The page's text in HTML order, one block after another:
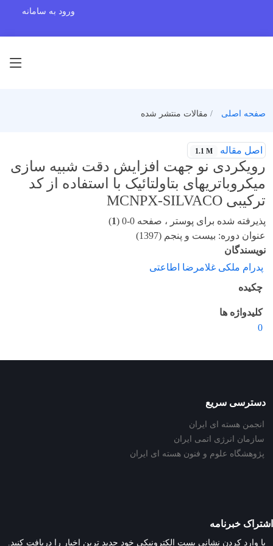
ورود به سامانه
صفحه اصلی مقالات منتشر شده
اصل مقاله 1.1 M
رویکردی نو جهت افزایش دقت شبیه سازی
میکروباتریهای بتاولتائیک با استفاده از کد
ترکیبی MCNPX-SILVACO
پذیرفته شده برای پوستر ، صفحه 0-0 ( 1
)
عنوان دوره: بیست و پنجم (1397)
نویسندگان
پدرام ملکی غلامرضا اطاعتی
چکیده
کلیدواژه ها
0
دسترسی سریع
انجمن هسته ای ایران
سازمان انرژی اتمی ایران
پژوهشگاه علوم و فنون هسته ای ایران
اشتراک خبرنامه
با وارد کردن نشانی پست الکترونیکی خود جدید ترین اخبار را دریافت کنید.